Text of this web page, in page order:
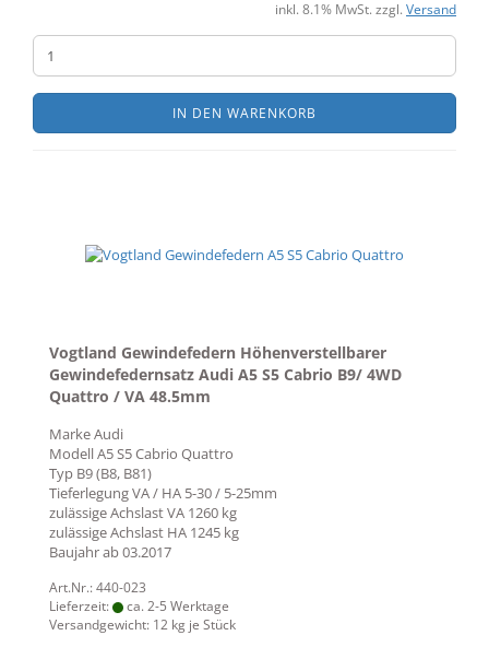
inkl. 8.1% MwSt. zzgl. Versand
IN DEN WARENKORB
Vogtland Gewindefedern Höhenverstellbarer
Gewindefedernsatz Audi A5 S5 Cabrio B9/ 4WD
Quattro / VA 48.5mm
MarkeAudi
ModellA5 S5 Cabrio Quattro
Typ B9 (B8, B81)
Tieferlegung VA / HA 5-30 / 5-25mm
zulässige Achslast VA 1260 kg
zulässige Achslast HA 1245 kg
Baujahr ab03.2017
Art.Nr.: 440-023
Lieferzeit:
ca. 2-5 Werktage
Versandgewicht: 12 kg je Stück